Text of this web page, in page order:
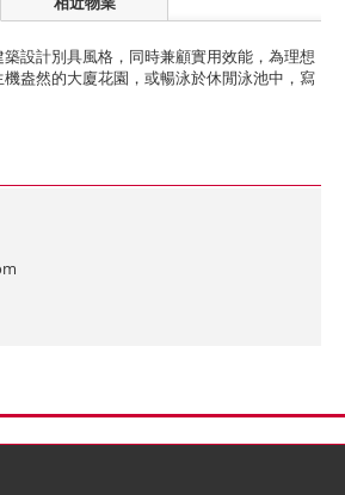
設計別具風格，同時兼顧實用效能，為理想
盎然的大廈花園，或暢泳於休閒泳池中，寫
慕達註冊成立之有限公司)